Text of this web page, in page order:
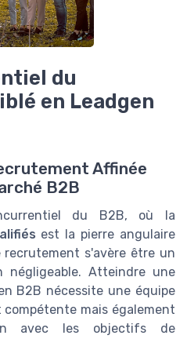
du
en Leadgen
Affinée
B2B
du B2B, où la
est la pierre angulaire
recrutement s'avère être un
négligeable. Atteindre une
B2B nécessite une équipe
mais également
avec les objectifs de